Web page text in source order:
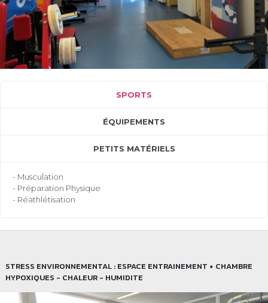
SPORTS
ÉQUIPEMENTS
PETITS MATÉRIELS
- Musculation
- Préparation Physique
- Réathlétisation
STRESS ENVIRONNEMENTAL : ESPACE ENTRAINEMENT + CHAMBRE
HYPOXIQUES - CHALEUR - HUMIDITE